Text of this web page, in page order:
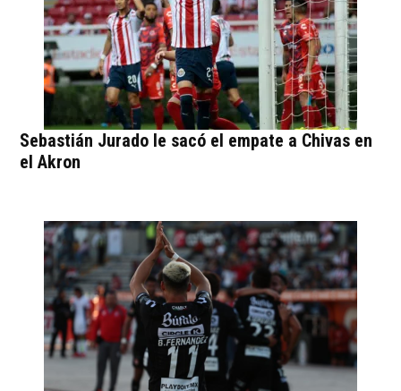
Sebastián Jurado le sacó el empate a Chivas en
el Akron